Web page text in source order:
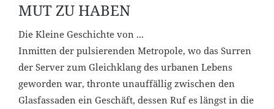
MUT ZU HABEN
Die Kleine Geschichte von ...
Inmitten der pulsierenden Metropole, wo das Surren
der Server zum Gleichklang des urbanen Lebens
geworden war, thronte unauffällig zwischen den
Glasfassaden ein Geschäft, dessen Ruf es längst in die